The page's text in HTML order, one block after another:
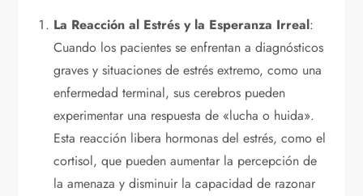
La Reacción al Estrés y la Esperanza Irreal:
Cuando los pacientes se enfrentan a diagnósticos
graves y situaciones de estrés extremo, como una
enfermedad terminal, sus cerebros pueden
experimentar una respuesta de «lucha o huida».
Esta reacción libera hormonas del estrés, como el
cortisol, que pueden aumentar la percepción de
la amenaza y disminuir la capacidad de razonar